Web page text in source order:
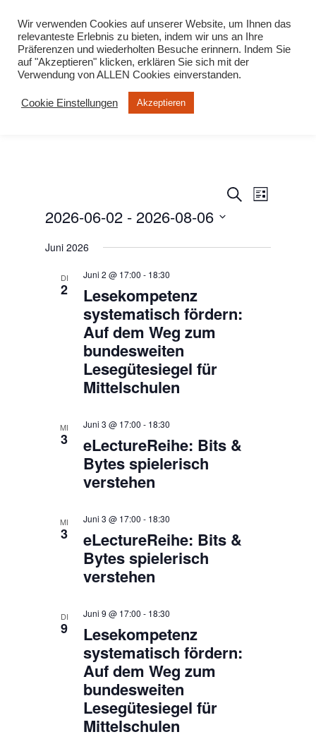
Suche
Suche
Liste
2026-06-02 - 2026-08-06
wählen.
Juni 2026
DI
2
Juni 2 @ 17:00 - 18:30
​​Lesekompetenz
systematisch fördern:
Auf dem Weg zum
bundesweiten
Lesegütesiegel für
Mittelschulen​
MI
3
Juni 3 @ 17:00 - 18:30
eLectureReihe: Bits &
Bytes spielerisch
verstehen
MI
3
Juni 3 @ 17:00 - 18:30
eLectureReihe: Bits &
Bytes spielerisch
verstehen
DI
9
Juni 9 @ 17:00 - 18:30
​​Lesekompetenz
systematisch fördern:
Auf dem Weg zum
bundesweiten
Lesegütesiegel für
Mittelschulen​
Wir verwenden Cookies auf unserer Website, um Ihnen das
relevanteste Erlebnis zu bieten, indem wir uns an Ihre
Präferenzen und wiederholten Besuche erinnern. Indem Sie
auf "Akzeptieren" klicken, erklären Sie sich mit der
Verwendung von ALLEN Cookies einverstanden.
Cookie Einstellungen Akzeptieren